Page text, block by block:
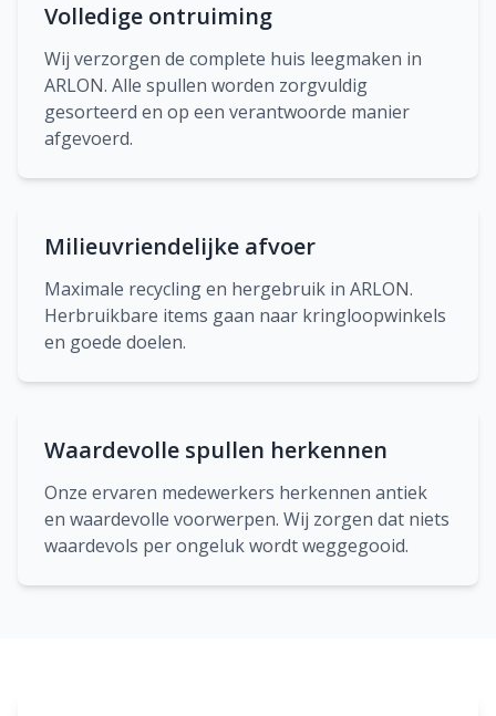
Volledige ontruiming
Wij verzorgen de complete huis leegmaken in
ARLON. Alle spullen worden zorgvuldig
gesorteerd en op een verantwoorde manier
afgevoerd.
Milieuvriendelijke afvoer
Maximale recycling en hergebruik in ARLON.
Herbruikbare items gaan naar kringloopwinkels
en goede doelen.
Waardevolle spullen herkennen
Onze ervaren medewerkers herkennen antiek
en waardevolle voorwerpen. Wij zorgen dat niets
waardevols per ongeluk wordt weggegooid.